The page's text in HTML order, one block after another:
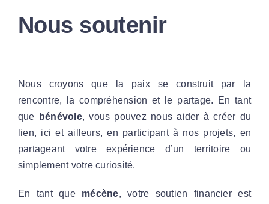
Nous soutenir
Nous croyons que la paix se construit par la
rencontre, la compréhension et le partage. En tant
que
bénévole, vous pouvez nous aider à créer du
lien, ici et ailleurs, en participant à nos projets, en
partageant votre expérience d’un territoire ou
simplement votre curiosité.
En tant que mécène, votre soutien financier est